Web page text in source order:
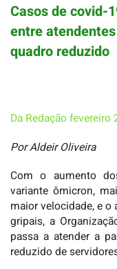
Casos de covid-
entre
quadro reduzido
Da Redaçãofevereiro
Por Aldeir Oliveira
Com o aumento
variante ômicron,
maior velocidade, e
gripais, a
passa a atender a
reduzido de